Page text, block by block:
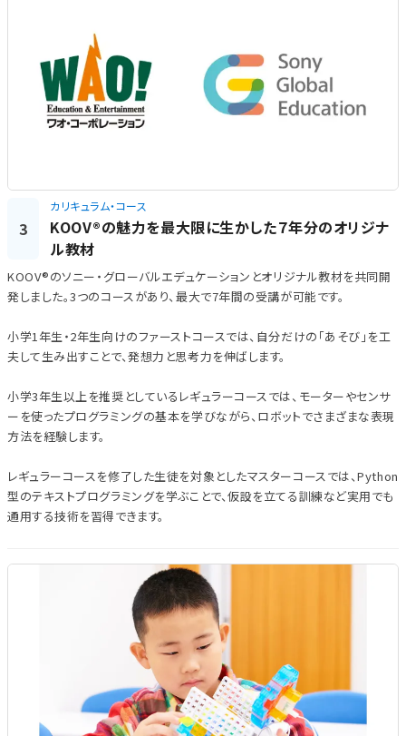
3
カリキュラム・コース
KOOV®の魅力を最大限に生かした７年分のオリジナ
ル教材
KOOV®のソニー・グローバルエデュケーションとオリジナル教材を共同開
発しました。3つのコースがあり、最大で7年間の受講が可能です。
小学1年生・2年生向けのファーストコースでは、自分だけの「あそび」を工
夫して生み出すことで、発想力と思考力を伸ばします。
小学3年生以上を推奨としているレギュラーコースでは、モーターやセンサ
ーを使ったプログラミングの基本を学びながら、ロボットでさまざまな表現
方法を経験します。
レギュラーコースを修了した生徒を対象としたマスターコースでは、Python
型のテキストプログラミングを学ぶことで、仮設を立てる訓練など実用でも
通用する技術を習得できます。